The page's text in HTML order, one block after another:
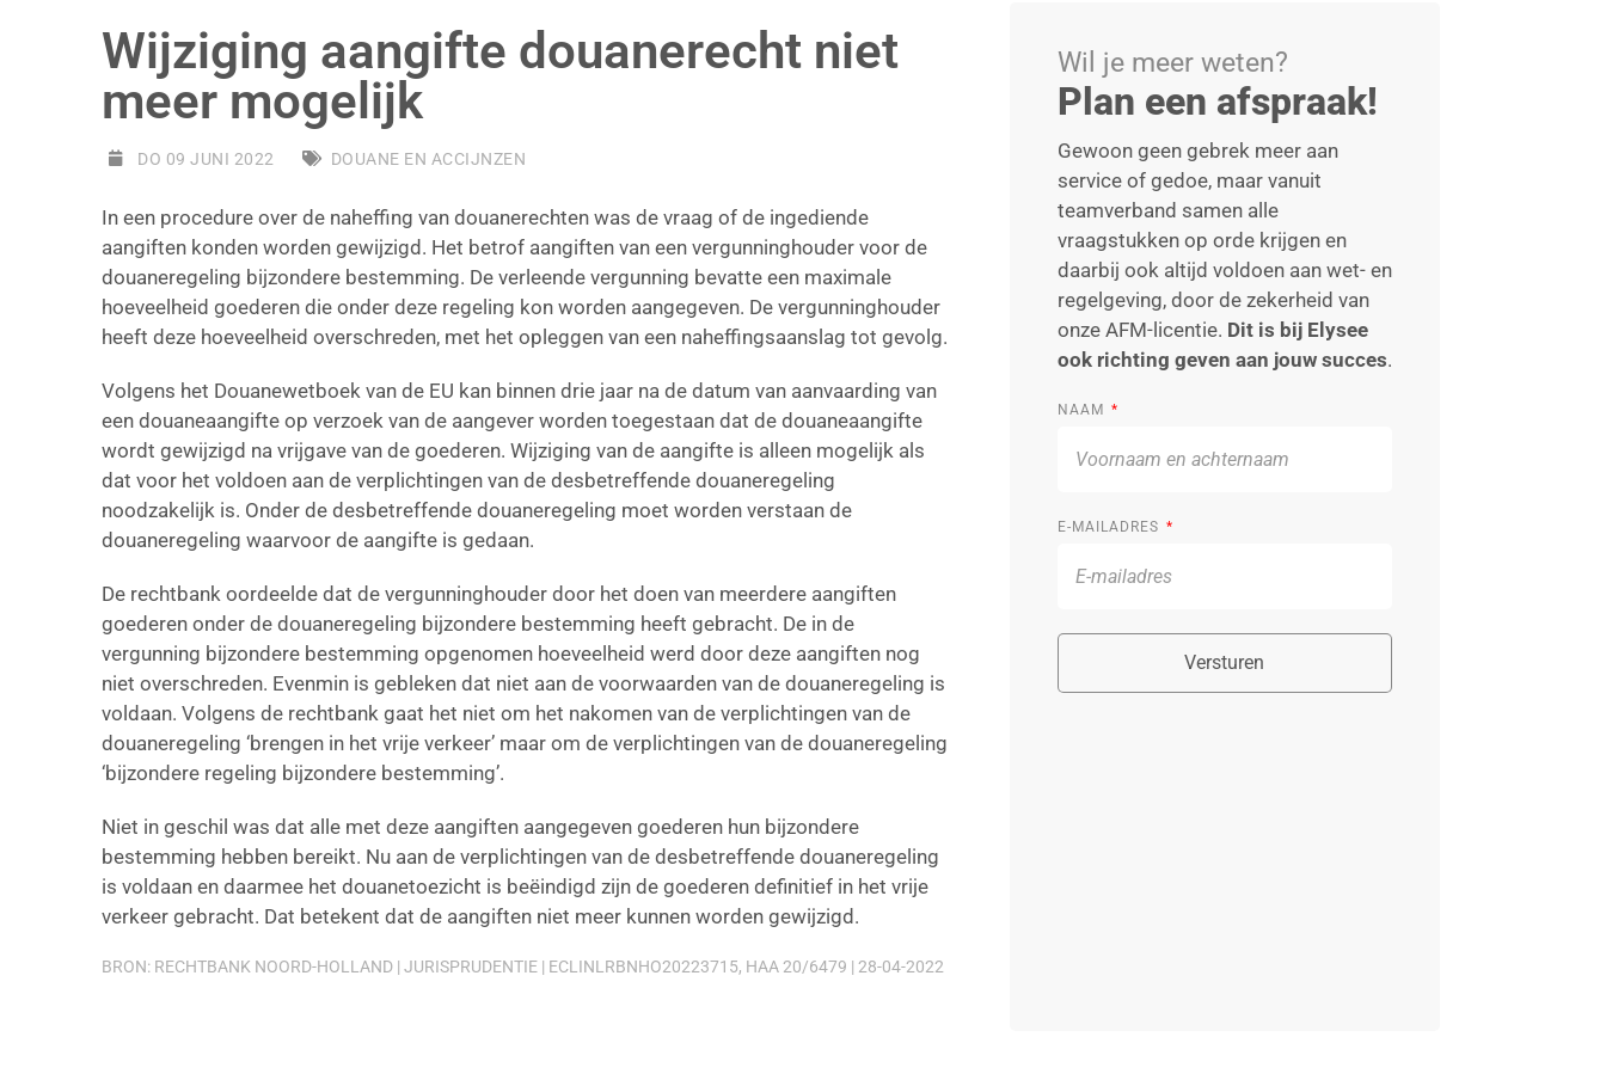
Wijziging aangifte douanerecht niet
meer mogelijk
DO 09 JUNI 2022 DOUANE EN ACCIJNZEN
In een procedure over de naheffing van douanerechten was de vraag of de ingediende
aangiften konden worden gewijzigd. Het betrof aangiften van een vergunninghouder voor de
douaneregeling bijzondere bestemming. De verleende vergunning bevatte een maximale
hoeveelheid goederen die onder deze regeling kon worden aangegeven. De vergunninghouder
heeft deze hoeveelheid overschreden, met het opleggen van een naheffingsaanslag tot gevolg.
Volgens het Douanewetboek van de EU kan binnen drie jaar na de datum van aanvaarding van
een douaneaangifte op verzoek van de aangever worden toegestaan dat de douaneaangifte
wordt gewijzigd na vrijgave van de goederen. Wijziging van de aangifte is alleen mogelijk als
dat voor het voldoen aan de verplichtingen van de desbetreffende douaneregeling
noodzakelijk is. Onder de desbetreffende douaneregeling moet worden verstaan de
douaneregeling waarvoor de aangifte is gedaan.
De rechtbank oordeelde dat de vergunninghouder door het doen van meerdere aangiften
goederen onder de douaneregeling bijzondere bestemming heeft gebracht. De in de
vergunning bijzondere bestemming opgenomen hoeveelheid werd door deze aangiften nog
niet overschreden. Evenmin is gebleken dat niet aan de voorwaarden van de douaneregeling is
voldaan. Volgens de rechtbank gaat het niet om het nakomen van de verplichtingen van de
douaneregeling ‘brengen in het vrije verkeer’ maar om de verplichtingen van de douaneregeling
‘bijzondere regeling bijzondere bestemming’.
Niet in geschil was dat alle met deze aangiften aangegeven goederen hun bijzondere
bestemming hebben bereikt. Nu aan de verplichtingen van de desbetreffende douaneregeling
is voldaan en daarmee het douanetoezicht is beëindigd zijn de goederen definitief in het vrije
verkeer gebracht. Dat betekent dat de aangiften niet meer kunnen worden gewijzigd.
BRON: RECHTBANK NOORD-HOLLAND | JURISPRUDENTIE | ECLINLRBNHO20223715, HAA 20/6479 | 28-04-2022
Wil je meer weten?
Plan een afspraak!
Gewoon geen gebrek meer aan
service of gedoe, maar vanuit
teamverband samen alle
vraagstukken op orde krijgen en
daarbij ook altijd voldoen aan wet- en
regelgeving, door de zekerheid van
onze AFM-licentie. Dit is bij Elysee
ook richting geven aan jouw succes.
NAAM
E-MAILADRES
Versturen